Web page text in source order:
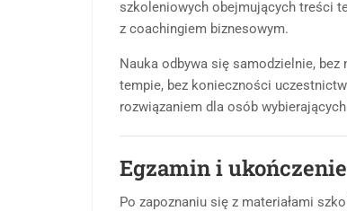
szkoleniowych obejmujących treści
z coachingiem biznesowym.
Nauka odbywa się samodzielnie, bez
tempie, bez konieczności
rozwiązaniem dla osób wybierających
Egzamin i
Po zapoznaniu się z materiałami